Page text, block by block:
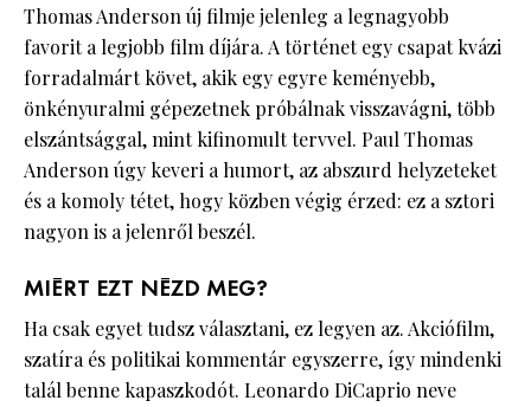
Thomas Anderson új filmje jelenleg a legnagyobb
favorit a legjobb film díjára. A történet egy csapat kvázi
forradalmárt követ, akik egy egyre keményebb,
önkényuralmi gépezetnek próbálnak visszavágni, több
elszántsággal, mint kifinomult tervvel. Paul Thomas
Anderson úgy keveri a humort, az abszurd helyzeteket
és a komoly tétet, hogy közben végig érzed: ez a sztori
nagyon is a jelenről beszél.
MIÉRT EZT NÉZD MEG?
Ha csak egyet tudsz választani, ez legyen az. Akciófilm,
szatíra és politikai kommentár egyszerre, így mindenki
talál benne kapaszkodót. Leonardo DiCaprio neve